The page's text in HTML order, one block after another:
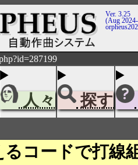
Ver. 3.25
(Aug
人々 探す
るコードで打